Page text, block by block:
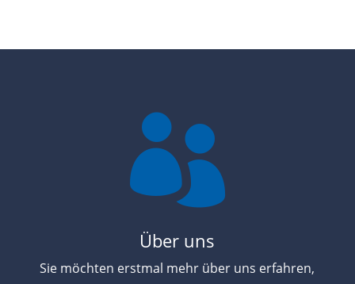

Über uns
Sie möchten erstmal mehr über uns erfahren,